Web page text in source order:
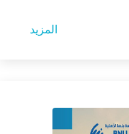
المزيد